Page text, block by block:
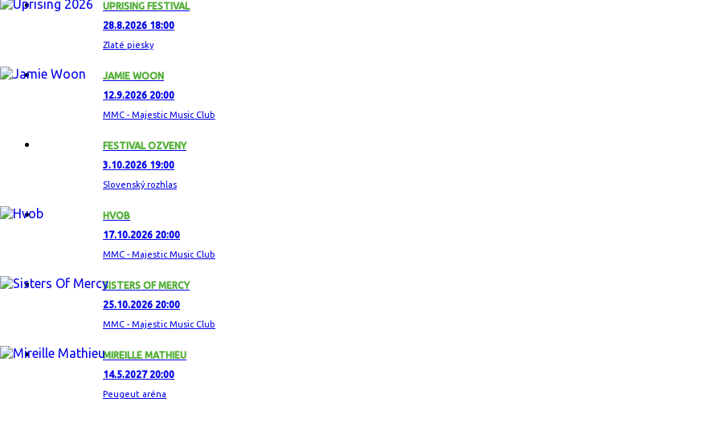
UPRISING FESTIVAL
28.8.2026 18:00
Zlaté piesky
JAMIE WOON
12.9.2026 20:00
MMC - Majestic Music Club
FESTIVAL OZVENY
3.10.2026 19:00
Slovenský rozhlas
HVOB
17.10.2026 20:00
MMC - Majestic Music Club
SISTERS OF MERCY
25.10.2026 20:00
MMC - Majestic Music Club
MIREILLE MATHIEU
14.5.2027 20:00
Peugeut aréna